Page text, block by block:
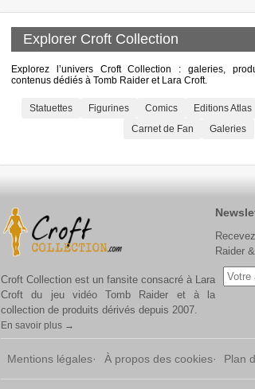
Explorer Croft Collection
Explorez l’univers Croft Collection : galeries,
contenus dédiés à Tomb Raider et Lara Croft.
Statuettes Figurines Comics Editions Atlas
Carnet de Fan
Galeries
Croft Collection est un fansite consacré à Lara
Croft du jeu vidéo Tomb Raider et à la
collection de produits dérivés depuis 2007.
En savoir plus →
Raider
Mentions légales À propos des cookies Plan